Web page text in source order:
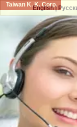
Taiwan K. K. Corp.
English|